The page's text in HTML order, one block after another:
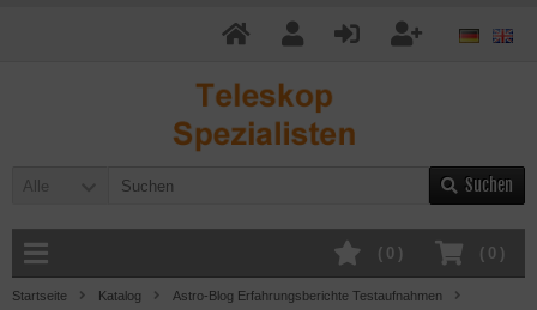
Alle Suchen
( 0 )
( 0 )
Startseite Katalog
Astro-Blog Erfahrungsberichte Testaufnahmen